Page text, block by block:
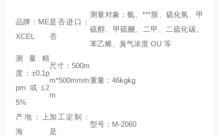
品牌：ME
XCEL
是否进口：
否
测量对象：氨、***胺、硫化氢、甲
硫醇、甲硫醚、二甲、二硫化碳、
苯乙烯、臭气浓度 OU 等
测量精
度：±0.1p
pm或≦2
5%
尺寸：500m
m*500mmm
m
重量：46kgkg
产地：上
海
加工定制：
是
型号：M-2060